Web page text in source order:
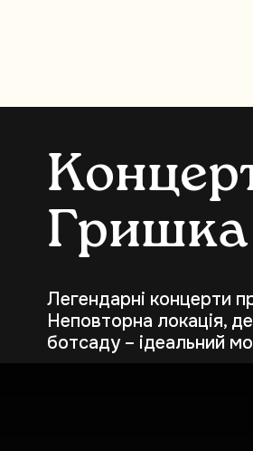
Концер
Гришка
Легендарні концерти
Неповторна локація,
ботсаду – ідеальний